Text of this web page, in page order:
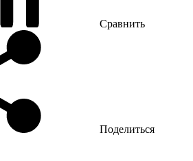
Сравнить
Поделиться